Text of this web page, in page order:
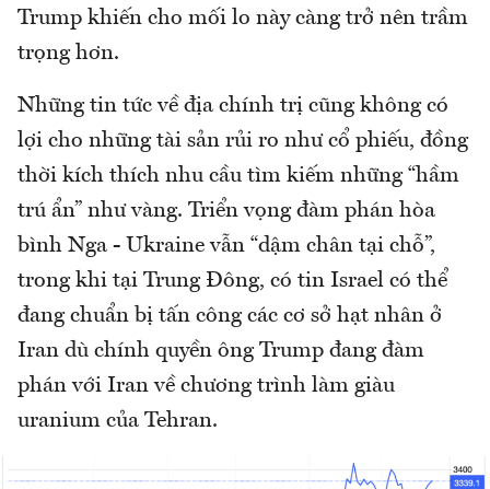
Trump khiến cho mối lo này càng trở nên trầm
trọng hơn.
Những tin tức về địa chính trị cũng không có
lợi cho những tài sản rủi ro như cổ phiếu, đồng
thời kích thích nhu cầu tìm kiếm những “hầm
trú ẩn” như vàng. Triển vọng đàm phán hòa
bình Nga - Ukraine vẫn “dậm chân tại chỗ”,
trong khi tại Trung Đông, có tin Israel có thể
đang chuẩn bị tấn công các cơ sở hạt nhân ở
Iran dù chính quyền ông Trump đang đàm
phán với Iran về chương trình làm giàu
uranium của Tehran.